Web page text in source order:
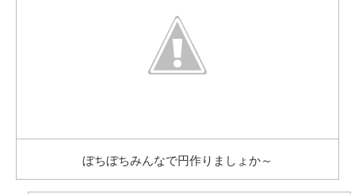
ぼちぼちみんなで円作りましょか～